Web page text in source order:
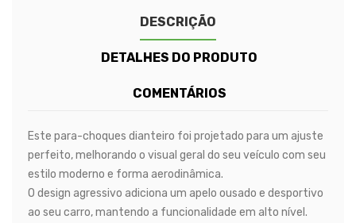
DESCRIÇÃO
DETALHES DO PRODUTO
COMENTÁRIOS
Este para-choques dianteiro foi projetado para um ajuste
perfeito, melhorando o visual geral do seu veículo com seu
estilo moderno e forma aerodinâmica.
O design agressivo adiciona um apelo ousado e desportivo
ao seu carro, mantendo a funcionalidade em alto nível.